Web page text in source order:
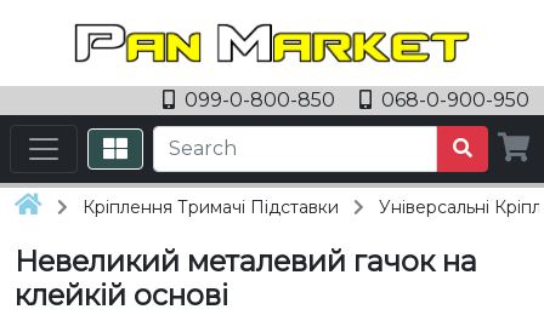
099-0-800-850 068-0-900-950
Кріплення Тримачі Підставки Універсальні
Невеликий металевий гачок на
клейкій основі